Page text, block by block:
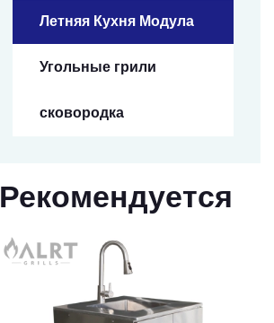
Летняя Кухня Модула
Угольные грили
сковородка
Рекомендуется